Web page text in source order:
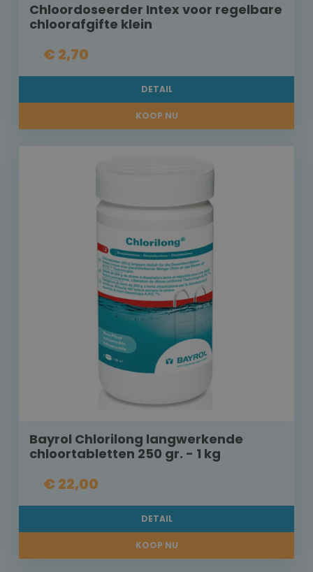
Chloordoseerder Intex voor regelbare
chloorafgifte klein
€ 2,70
DETAIL
KOOP NU
Bayrol Chlorilong langwerkende
chloortabletten 250 gr. - 1 kg
€ 22,00
DETAIL
KOOP NU